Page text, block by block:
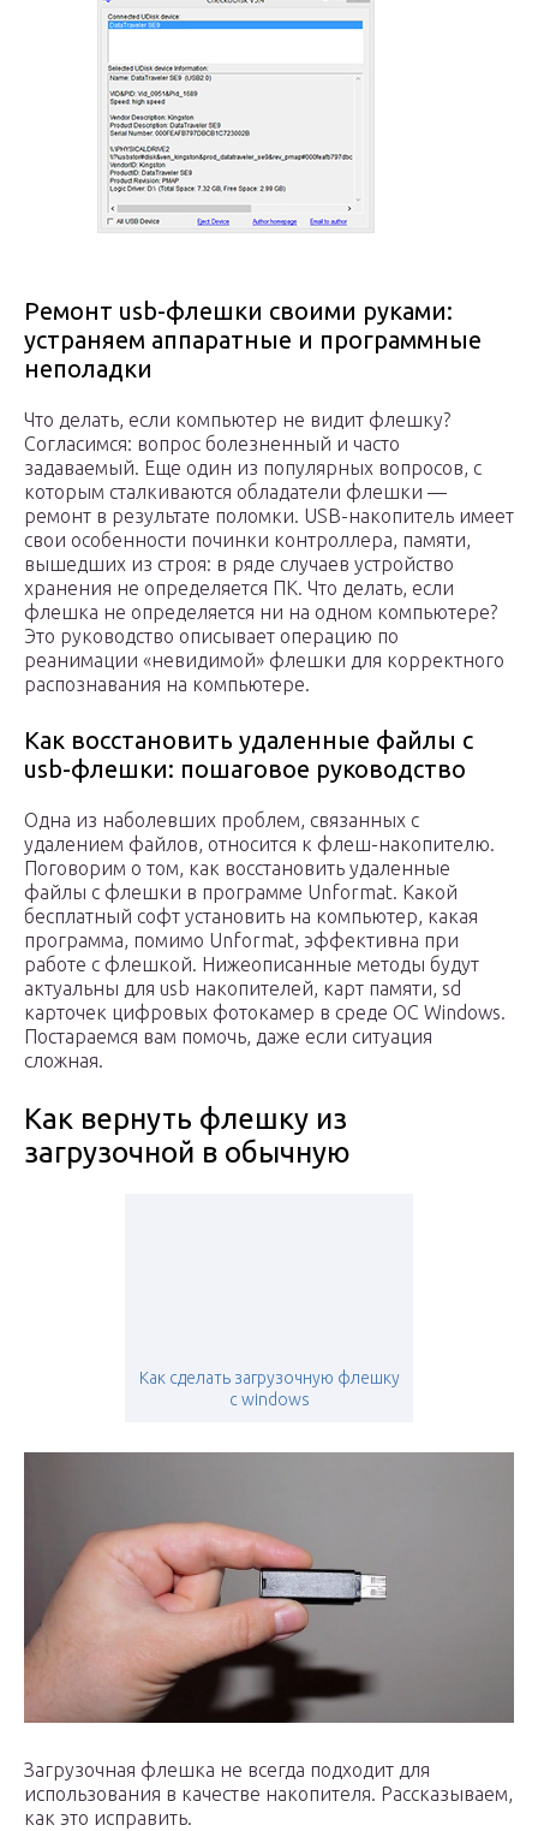
Ремонт usb-флешки своими руками:
устраняем аппаратные и программные
неполадки
Что делать, если компьютер не видит флешку?
Согласимся: вопрос болезненный и часто
задаваемый. Еще один из популярных вопросов, с
которым сталкиваются обладатели флешки —
ремонт в результате поломки. USB-накопитель имеет
свои особенности починки контроллера, памяти,
вышедших из строя: в ряде случаев устройство
хранения не определяется ПК. Что делать, если
флешка не определяется ни на одном компьютере?
Это руководство описывает операцию по
реанимации «невидимой» флешки для корректного
распознавания на компьютере.
Как восстановить удаленные файлы с
usb-флешки: пошаговое руководство
Одна из наболевших проблем, связанных с
удалением файлов, относится к флеш-накопителю.
Поговорим о том, как восстановить удаленные
файлы с флешки в программе Unformat. Какой
бесплатный софт установить на компьютер, какая
программа, помимо Unformat, эффективна при
работе с флешкой. Нижеописанные методы будут
актуальны для usb накопителей, карт памяти, sd
карточек цифровых фотокамер в среде ОС Windows.
Постараемся вам помочь, даже если ситуация
сложная.
Как вернуть флешку из
загрузочной в обычную
Как сделать загрузочную флешку
с windows
Загрузочная флешка не всегда подходит для
использования в качестве накопителя. Рассказываем,
как это исправить.